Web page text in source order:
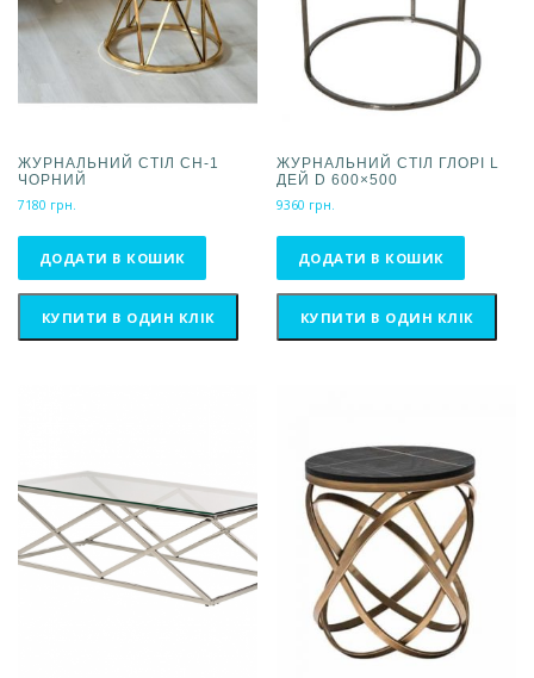
ЖУРНАЛЬНИЙ СТІЛ CH-1
ЧОРНИЙ
7180 грн.
ДОДАТИ В КОШИК
КУПИТИ В ОДИН КЛІК
ЖУРНАЛЬНИЙ СТІЛ ГЛОРІ L
ДЕЙ D 600×500
9360 грн.
ДОДАТИ В КОШИК
КУПИТИ В ОДИН КЛІК